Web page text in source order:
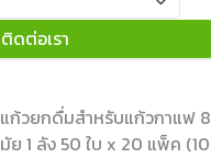
ติดต่อเรา
ก้วยกดื่มสำหรับแก้วกาแฟ
1 ลัง 50 ใบ x 20 แพ็ค